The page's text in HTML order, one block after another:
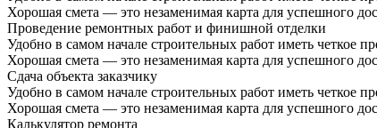
Хорошая смета — это незаменимая карта для успешного
Проведение ремонтных работ и финишной отделки
Удобно в самом начале строительных работ иметь четкое
Хорошая смета — это незаменимая карта для успешного
Сдача объекта заказчику
Удобно в самом начале строительных работ иметь четкое
Хорошая смета — это незаменимая карта для успешного
Калькулятор ремонта